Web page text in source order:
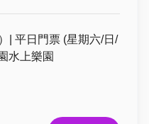
| 平日門票 (星期六/日/
水上樂園